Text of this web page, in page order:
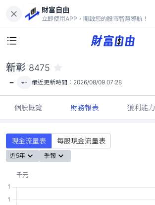
財富自由
立即使用APP，開啟您的股市智慧導航！
-
新彰 8475
- - 最近更新時間： 2026/08/09 07:28
個股概覽 財務報表 獲利能力
現金流量表 每股現金流量表
近5年 季報